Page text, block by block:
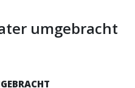
umgebracht